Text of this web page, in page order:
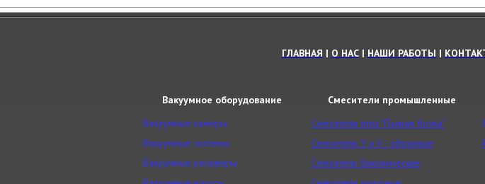
ГЛАВНАЯ | О НАС| НАШИ РАБОТЫ |
Вакуумное оборудование Смесители промышленные
Вакуумные камеры
Вакуумные системы
Вакуумные ресиверы
Смесители типа "Пьяная бочка"
Смесители Y и V - образные
Смесители биконические